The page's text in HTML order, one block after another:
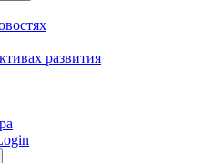
развития